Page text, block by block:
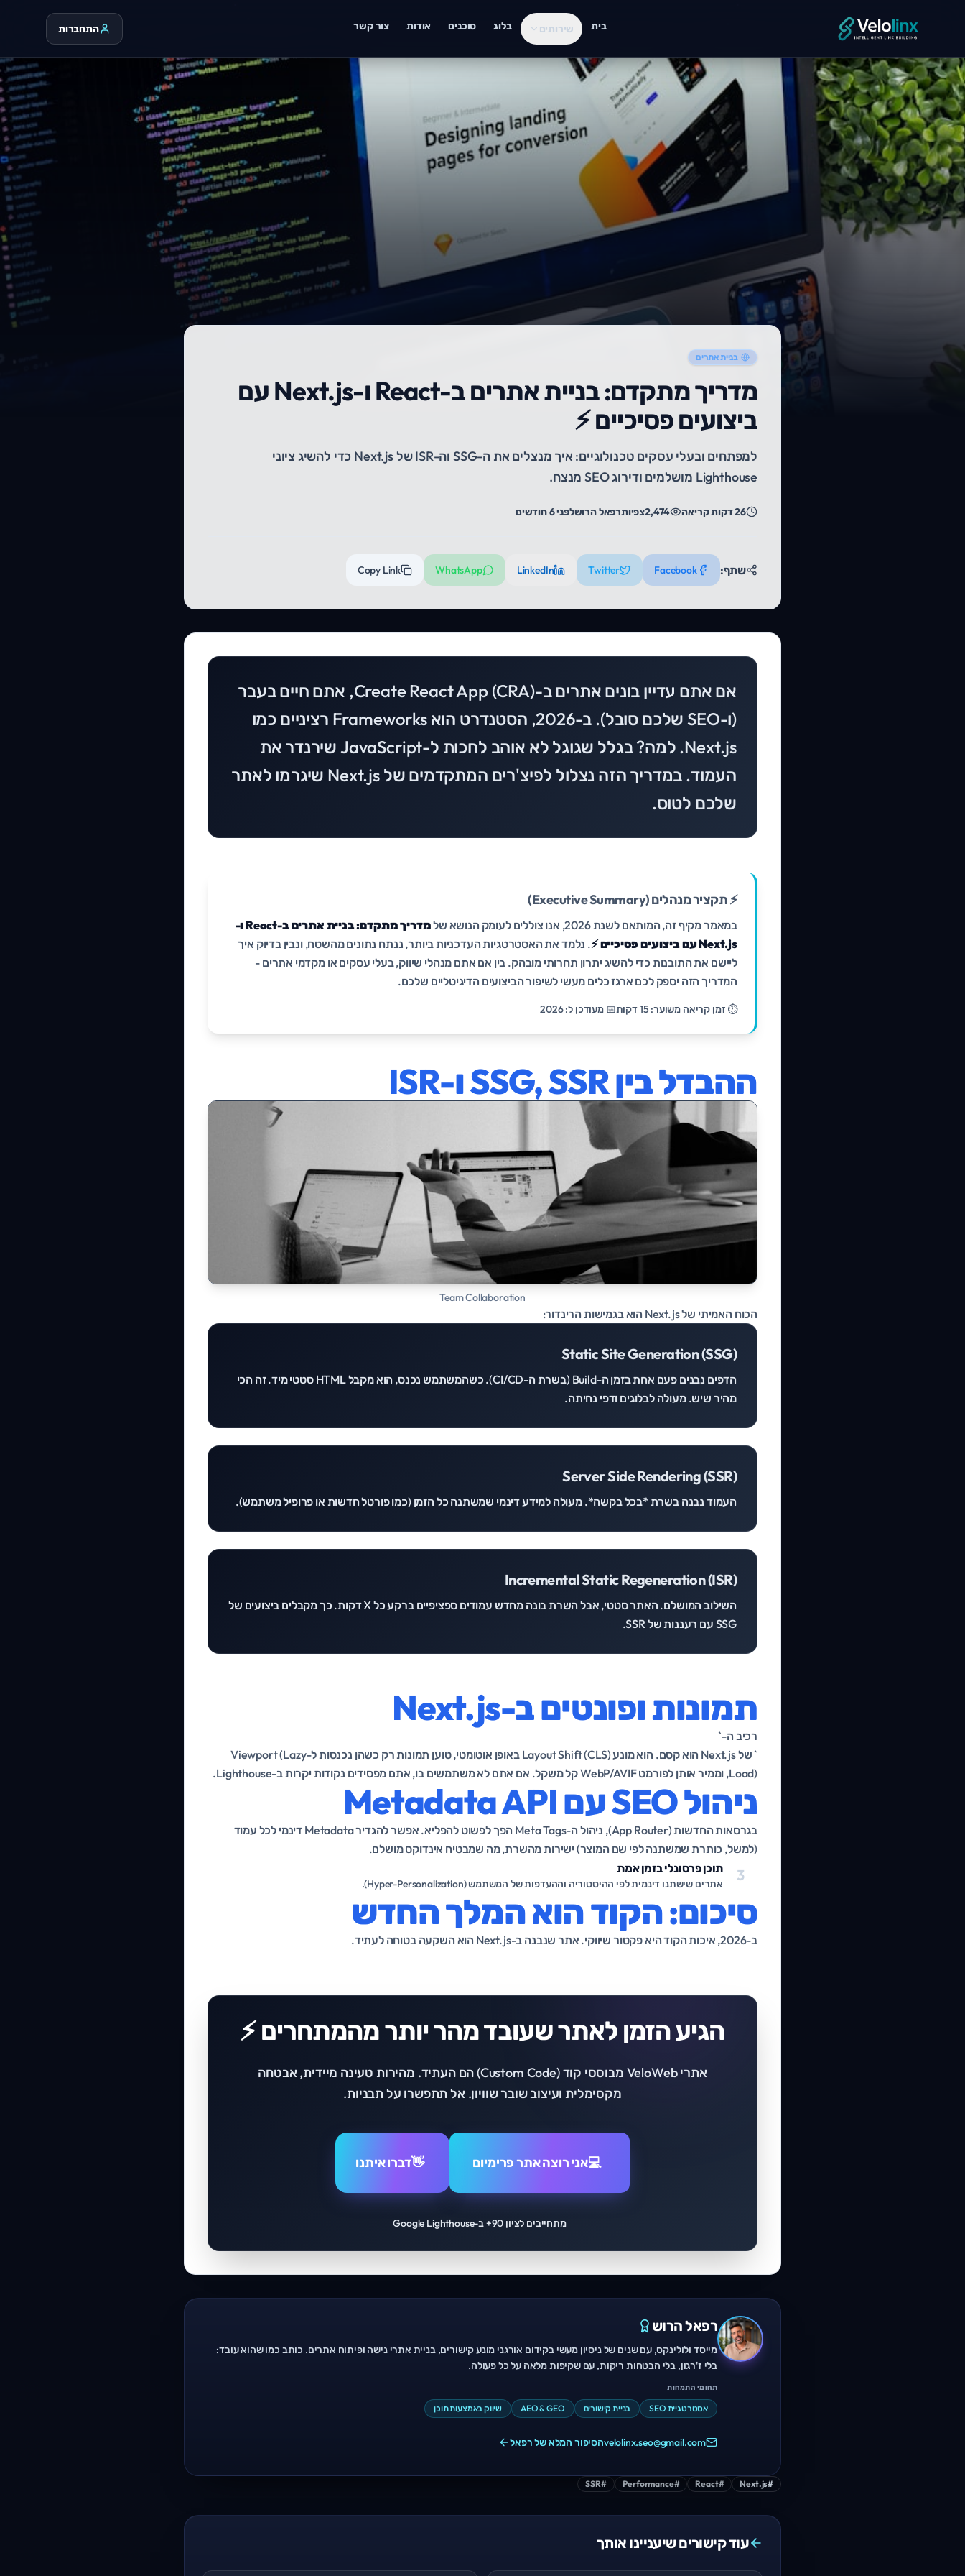
בית שירותים בלוג סוכנים אודות צור קשר התחברות
בניית אתרים
מדריך מתקדם: בניית אתרים ב-React ו-Next.js עם
ביצועים פסיכיים ⚡
למפתחים ובעלי עסקים טכנולוגיים: איך מנצלים את ה-SSG וה-ISR של Next.js כדי להשיג ציוני
Lighthouse מושלמים ודירוג SEO מנצח.
26דקות קריאה 2,474צפיותרפאל הרושלפני 6 חודשים
שתף: Facebook
Twitter
LinkedIn
WhatsApp
Copy Link
אם אתם עדיין בונים אתרים ב-Create React App (CRA), אתם חיים בעבר
(ו-SEO שלכם סובל). ב-2026, הסטנדרט הוא Frameworks רציניים כמו
Next.js. למה? בגלל שגוגל לא אוהב לחכות ל-JavaScript שירנדר את
העמוד. במדריך הזה נצלול לפיצ'רים המתקדמים של Next.js שיגרמו לאתר
שלכם לטוס.
⚡ תקציר מנהלים (Executive Summary)
במאמר מקיף זה, המותאם לשנת 2026, אנו צוללים לעומק הנושא של
מדריך מתקדם: בניית אתרים ב-React ו-
Next.js עם ביצועים פסיכיים ⚡
. נלמד את האסטרטגיות העדכניות ביותר, ננתח נתונים מהשטח, ונבין בדיוק איך
ליישם את התובנות כדי להשיג יתרון תחרותי מובהק. בין אם אתם מנהלי שיווק, בעלי עסקים או מקדמי אתרים -
המדריך הזה יספק לכם ארגז כלים מעשי לשיפור הביצועים הדיגיטליים שלכם.
⏱️ זמן קריאה משוער: 15 דקות 📅 מעודכן ל: 2026
ההבדל בין SSG, SSR ו-ISR
Team Collaboration
הכוח האמיתי של Next.js הוא בגמישות הרינדור:
Static Site Generation (SSG)
הדפים נבנים פעם אחת בזמן ה-Build (בשרת ה-CI/CD). כשהמשתמש נכנס, הוא מקבל HTML סטטי מיד. זה הכי
מהיר שיש. מעולה לבלוגים ודפי נחיתה.
Server Side Rendering (SSR)
העמוד נבנה בשרת *בכל בקשה*. מעולה למידע דינמי שמשתנה כל הזמן (כמו פורטל חדשות או פרופיל משתמש).
Incremental Static Regeneration (ISR)
השילוב המושלם. האתר סטטי, אבל השרת בונה מחדש עמודים ספציפיים ברקע כל X דקות. כך מקבלים ביצועים של
SSG עם רעננות של SSR.
תמונות ופונטים ב-Next.js
רכיב ה-`
` של Next.js הוא קסם. הוא מונע Layout Shift (CLS) באופן אוטומטי, טוען תמונות רק כשהן נכנסות ל-Viewport (Lazy
Load), וממיר אותן לפורמט WebP/AVIF קל משקל. אם אתם לא משתמשים בו, אתם מפסידים נקודות יקרות ב-Lighthouse.
ניהול SEO עם Metadata API
בגרסאות החדשות (App Router), ניהול ה-Meta Tags הפך לפשוט להפליא. אפשר להגדיר Metadata דינמי לכל עמוד
(למשל, כותרת שמשתנה לפי שם המוצר) ישירות מהשרת, מה שמבטיח אינדוקס מושלם.
3 תוכן פרסונלי בזמן אמת
אתרים שישתנו דינמית לפי ההיסטוריה וההעדפות של המשתמש (Hyper-Personalization).
סיכום: הקוד הוא המלך החדש
ב-2026, איכות הקוד היא פקטור שיווקי. אתר שנבנה ב-Next.js הוא השקעה בטוחה לעתיד.
הגיע הזמן לאתר שעובד מהר יותר מהמתחרים ⚡
אתרי VeloWeb מבוססי קוד (Custom Code) הם העתיד. מהירות טעינה מיידית, אבטחה
מקסימלית ועיצוב שובר שוויון. אל תתפשרו על תבניות.
💻אני רוצה אתר פרימיום 👋דברו איתנו
מתחייבים לציון 90+ ב-Google Lighthouse
רפאל הרוש
מייסד ולולינקס, עם שנים של ניסיון מעשי בקידום אורגני מונע קישורים, בניית אתרי נישה ופיתוח אתרים. כותב כמו שהוא עובד:
בלי ז'רגון, בלי הבטחות ריקות, עם שקיפות מלאה על כל פעולה.
תחומי התמחות
אסטרטגיית SEO בניית קישורים AEO & GEO שיווק באמצעות תוכן
velolinx.seo@gmail.comהסיפור המלא של רפאל
#
Next.js
#
React
#
Performance
#
SSR
עוד קישורים שיעניינו אותך